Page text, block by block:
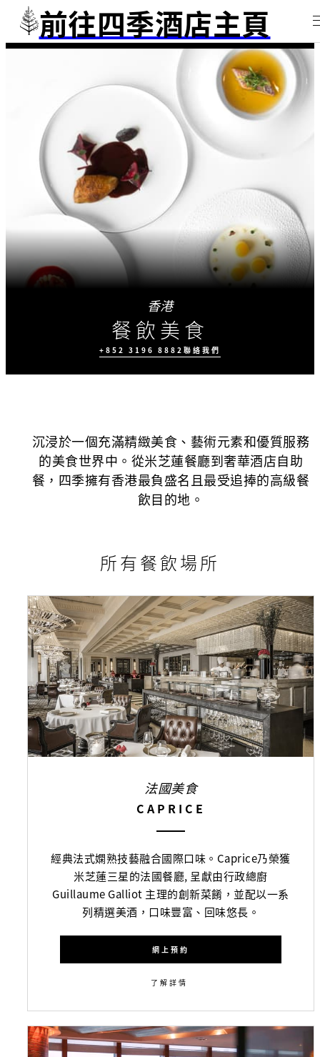
前往四季酒店主頁
香港
餐飲美食
+852 3196 8882 聯絡我們
四季外賣預訂服務
沉浸於一個充滿精緻美食、藝術元素和優質服務
的美食世界中。從米芝蓮餐廳到奢華酒店自助
餐，四季擁有香港最負盛名且最受追捧的高級餐
飲目的地。
所有餐飲場所
法國美食
CAPRICE
經典法式嫻熟技藝融合國際口味。Caprice乃榮獲
米芝蓮三星的法國餐廳, 呈獻由行政總廚
Guillaume Galliot 主理的創新菜餚，並配以一系
列精選美酒，口味豐富、回味悠長。
網上預約
了解詳情